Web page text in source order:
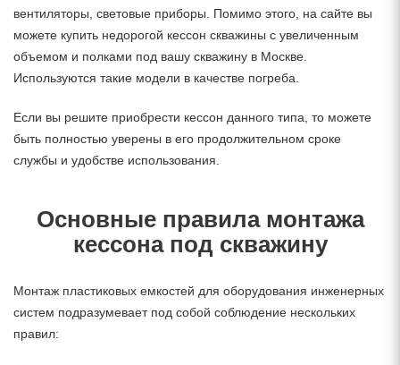
вентиляторы, световые приборы. Помимо этого, на сайте вы
можете купить недорогой кессон скважины с увеличенным
объемом и полками под вашу скважину в Москве.
Используются такие модели в качестве погреба.
Если вы решите приобрести кессон данного типа, то можете
быть полностью уверены в его продолжительном сроке
службы и удобстве использования.
Основные правила монтажа
кессона под скважину
Монтаж пластиковых емкостей для оборудования инженерных
систем подразумевает под собой соблюдение нескольких
правил: